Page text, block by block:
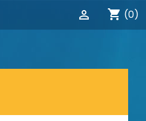
shopping_cart (0)
